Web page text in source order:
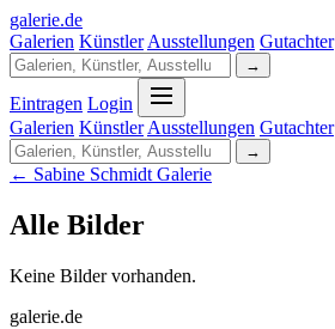
galerie.de
Galerien Künstler Ausstellungen Gutachter
→
Eintragen Login
Galerien Künstler Ausstellungen Gutachter
→
← Sabine Schmidt Galerie
Alle Bilder
Keine Bilder vorhanden.
galerie.de